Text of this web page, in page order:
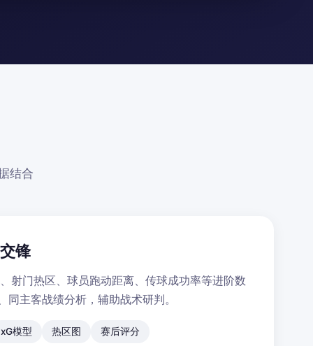
结合
锋
射门热区、球员跑动距离、传球成功率等进阶数
同主客战绩分析，辅助战术研判。
xG模型 热区图 赛后评分